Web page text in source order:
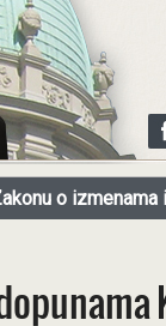
o izmenama